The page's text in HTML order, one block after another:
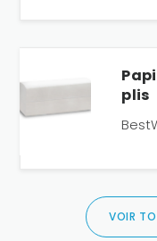
plis
VOIR